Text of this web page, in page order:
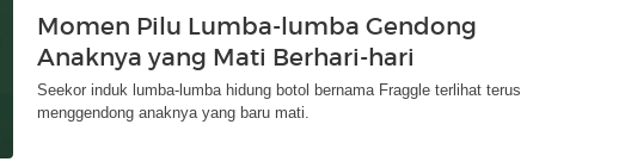
Momen Pilu Lumba-lumba Gendong
Anaknya yang Mati Berhari-hari
Seekor induk lumba-lumba hidung botol bernama Fraggle terlihat terus
menggendong anaknya yang baru mati.